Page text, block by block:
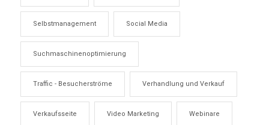
Selbstmanagement Social Media
Suchmaschinenoptimierung
Traffic - Besucherströme Verhandlung und Verkauf
Verkaufsseite Video Marketing Webinare